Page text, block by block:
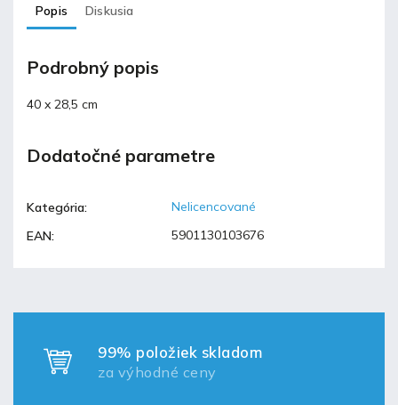
Popis Diskusia
Podrobný popis
40 x 28,5 cm
Dodatočné parametre
Kategória:
Nelicencované
EAN: 5901130103676
99% položiek skladom
za výhodné ceny